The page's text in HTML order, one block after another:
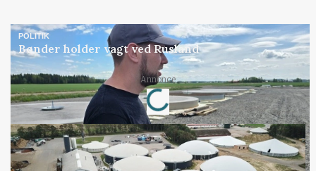
POLITIK
Bønder holder vagt ved Rusland
Annonce
Loading...